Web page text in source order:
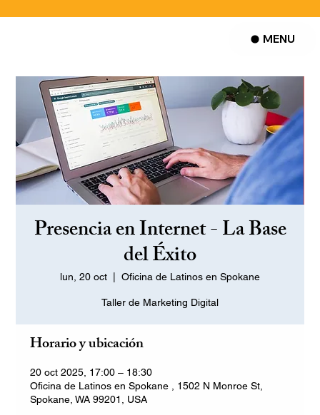
MENU
Presencia en Internet - La Base
del Éxito
lun, 20 oct Oficina de Latinos en Spokane
Taller de Marketing Digital
Horario y ubicación
20 oct 2025, 17:00 – 18:30
Oficina de Latinos en Spokane , 1502 N Monroe St,
Spokane, WA 99201, USA